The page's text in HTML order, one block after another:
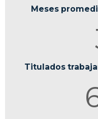
Meses
Titulados